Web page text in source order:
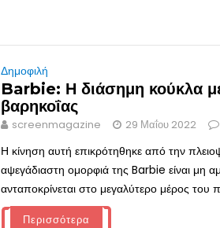
Δημοφιλή
Barbie: Η διάσημη κούκλα
βαρηκοΐας
screenmagazine 29 Μαΐου 2022
Η κίνηση αυτή επικρότηθηκε από την
αψεγάδιαστη ομορφιά της Barbie είναι μη
ανταποκρίνεται στο μεγαλύτερο μέρος του
Περισσότερα